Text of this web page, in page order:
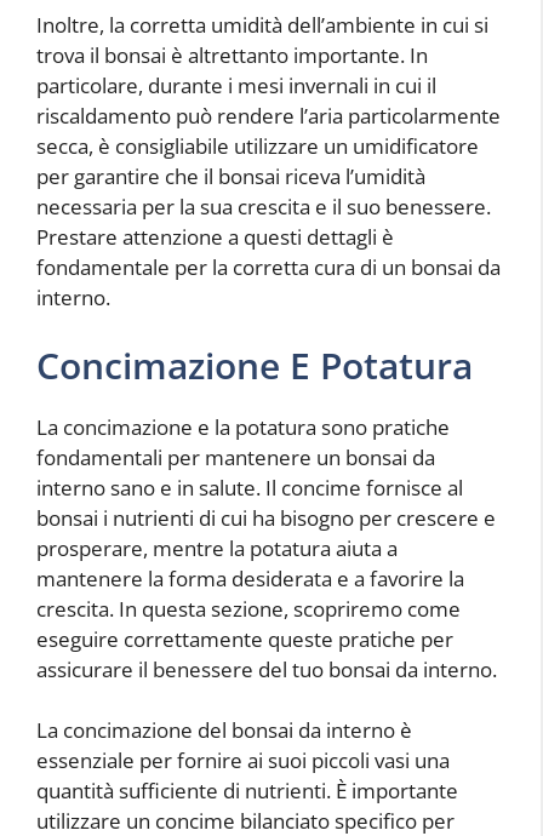
Inoltre, la corretta umidità dell’ambiente in cui si
trova il bonsai è altrettanto importante. In
particolare, durante i mesi invernali in cui il
riscaldamento può rendere l’aria particolarmente
secca, è consigliabile utilizzare un umidificatore
per garantire che il bonsai riceva l’umidità
necessaria per la sua crescita e il suo benessere.
Prestare attenzione a questi dettagli è
fondamentale per la corretta cura di un bonsai da
interno.
Concimazione E Potatura
La concimazione e la potatura sono pratiche
fondamentali per mantenere un bonsai da
interno sano e in salute. Il concime fornisce al
bonsai i nutrienti di cui ha bisogno per crescere e
prosperare, mentre la potatura aiuta a
mantenere la forma desiderata e a favorire la
crescita. In questa sezione, scopriremo come
eseguire correttamente queste pratiche per
assicurare il benessere del tuo bonsai da interno.
La concimazione del bonsai da interno è
essenziale per fornire ai suoi piccoli vasi una
quantità sufficiente di nutrienti. È importante
utilizzare un concime bilanciato specifico per